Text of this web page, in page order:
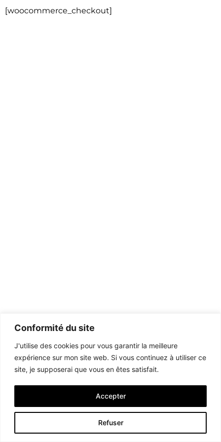
Conformité du site
J'utilise des cookies pour vous garantir la meilleure
expérience sur mon site web. Si vous continuez à utiliser ce
site, je supposerai que vous en êtes satisfait.
Refuser
Accepter
[woocommerce_checkout]
Voir les prochains évènements